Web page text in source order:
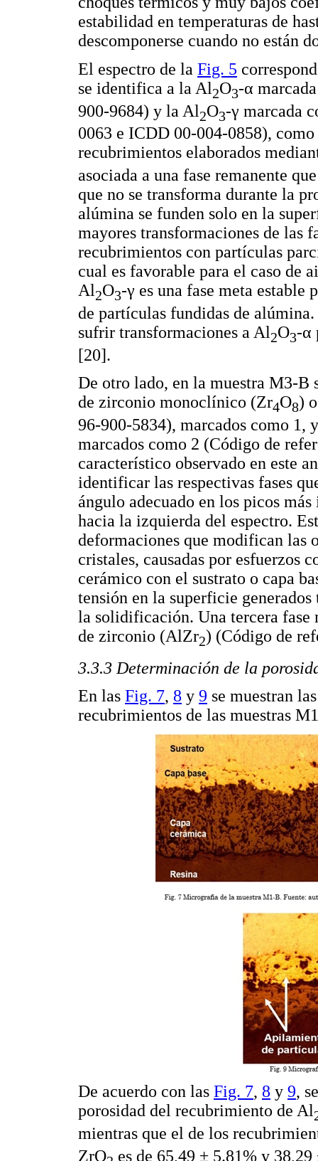
estabilidad en temperaturas de
descomponerse cuando no están
El espectro de la Fig. 5
se identifica a la Al2O3-α
900-9684) y la Al2O3-γ marcada
0063 e ICDD 00-004-0858),
recubrimientos elaborados
asociada a una fase remanente
que no se transforma durante la
alúmina se funden solo en la
mayores transformaciones de las
recubrimientos con partículas
cual es favorable para el caso de
Al2O3-γ es una fase meta
de partículas fundidas de
sufrir transformaciones a Al2O3-α
[20].
De otro lado, en la muestra M3-B
de zirconio monoclínico (Zr4O8)
96-900-5834), marcados como
marcados como 2 (Código de
característico observado en este
identificar las respectivas fases
ángulo adecuado en los picos
hacia la izquierda del espectro.
deformaciones que modifican las
cristales, causadas por esfuerzos
cerámico con el sustrato o capa
tensión en la superficie
la solidificación. Una tercera fase
de zirconio (AlZr2) (Código de
3.3.3 Determinación de la
En las Fig. 7, 8 y 9 se muestran
recubrimientos de las muestras
De acuerdo con las Fig. 7, 8 y 9,
porosidad del recubrimiento de Al
mientras que el de los
ZrO
es de 65,49 ± 5.81% y